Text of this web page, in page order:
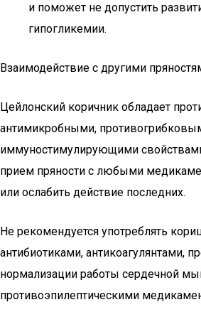
и поможет не допустить
гипогликемии.
Взаимодействие с другими
Цейлонский коричник обладает
антимикробными,
иммуностимулирующими
прием пряности с любыми
или ослабить действие последних.
Не рекомендуется употреблять
антибиотиками, антикоагулянтами,
нормализации работы сердечной
противоэпилептическими